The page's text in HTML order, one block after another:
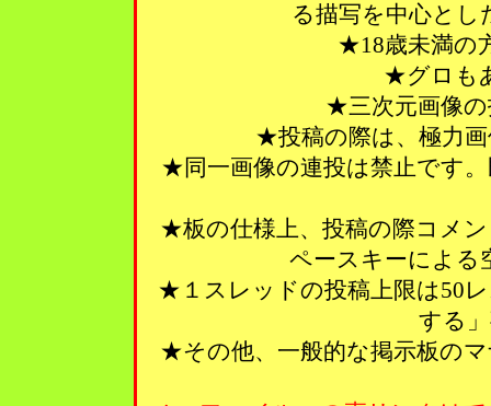
る描写を中心とし
★18歳未満の
★グロも
★三次元画像
★投稿の際は、極力
★同一画像の連投は禁止です
★板の仕様上、投稿の際コメ
ペースキーによる
★１スレッドの投稿上限は50
する
★その他、一般的な掲示板の